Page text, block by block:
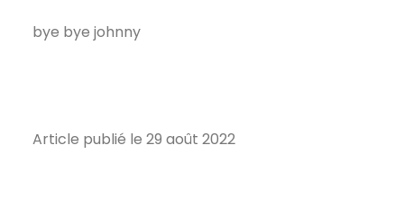
bye bye johnny
Article publié le 29 août 2022